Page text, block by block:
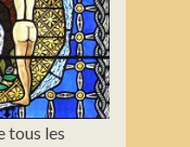
tous les